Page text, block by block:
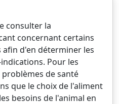
consulter la
concernant certains
d'en déterminer les
Pour les
de santé
que le choix de l'aliment
besoins de l'animal en